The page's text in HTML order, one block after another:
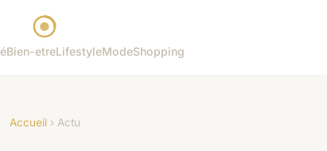
Bien-etreLifestyleModeShopping
Accueil› Actu